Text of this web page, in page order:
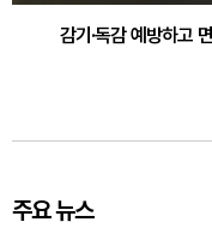
감기·독감 예방하고
주요 뉴스